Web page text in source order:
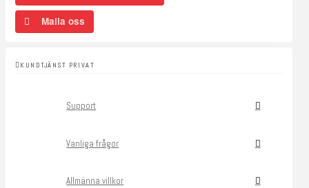
Maila oss
KUNDTJÄNST PRIVAT
Support
Vanliga frågor
Allmänna villkor